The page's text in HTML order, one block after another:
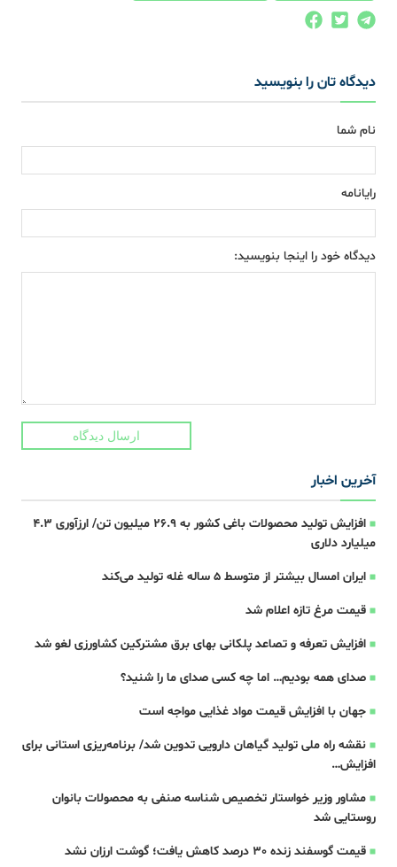
دیدگاه تان را بنویسید
نام شما
رایانامه
دیدگاه خود را اینجا بنویسید:
ارسال دیدگاه
آخرین اخبار
افزایش تولید محصولات باغی کشور به ۲۶.۹ میلیون تن/ ارزآوری ۴.۳
میلیارد دلاری
ایران امسال بیشتر از متوسط 5 ساله غله تولید می‌کند
قیمت مرغ تازه اعلام شد
افزایش تعرفه و تصاعد پلکانی بهای برق مشترکین کشاورزی لغو شد
صدای همه بودیم… اما چه کسی صدای ما را شنید؟
جهان با افزایش قیمت مواد غذایی مواجه است
نقشه راه ملی تولید گیاهان دارویی تدوین شد/ برنامه‌ریزی استانی برای
افزایش…
مشاور وزیر خواستار تخصیص شناسه صنفی به محصولات بانوان
روستایی شد
قیمت گوسفند زنده 30 درصد کاهش یافت؛ گوشت ارزان نشد